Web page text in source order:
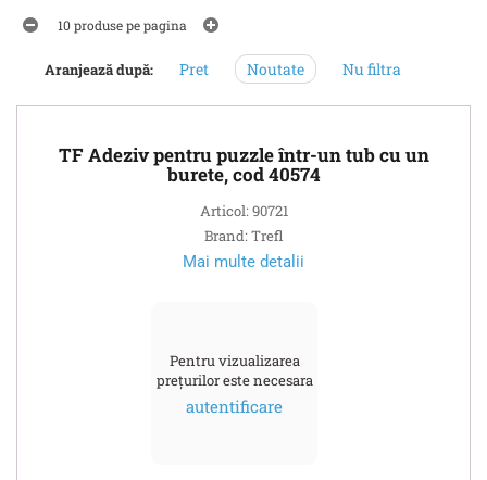
10 produse pe pagina
Aranjează după: Pret Noutate Nu filtra
TF Adeziv pentru puzzle într-un tub cu un
burete, cod 40574
Articol: 90721
Brand: Trefl
Mai multe detalii
Pentru vizualizarea
prețurilor este necesara
autentificare